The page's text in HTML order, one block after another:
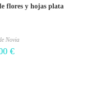
flores y hojas plata
Novia
€